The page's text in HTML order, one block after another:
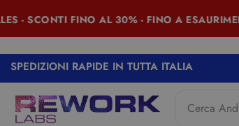
- SCONTI FINO AL 30% - FINO A
SPEDIZIONI RAPIDE IN TUTTA ITALIA
Cerca